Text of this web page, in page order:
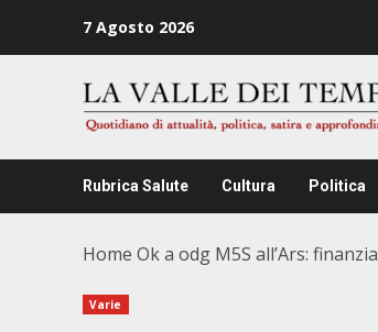
7 Agosto 2026
Rubrica Salute Cultura Politica
Home Ok a odg M5S all’Ars:
Varie